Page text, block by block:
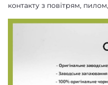
контакту з повітрям, пилом,